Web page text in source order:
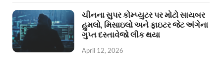
ચીનના સુપર કોમ્પ્યુટર પર મોટો સાયબર
હુમલો, મિસાઇલો અને ફાઇટર જેટ અંગેના
ગુપ્ત દસ્તાવેજો લીક થયા
April 12, 2026